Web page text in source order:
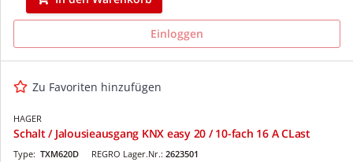
Einloggen
Zu Favoriten hinzufügen
HAGER
Schalt / Jalousieausgang KNX easy 20 / 10-fach 16 A CLast
REGRO Lager.Nr.: 2623501
Type: TXM620D